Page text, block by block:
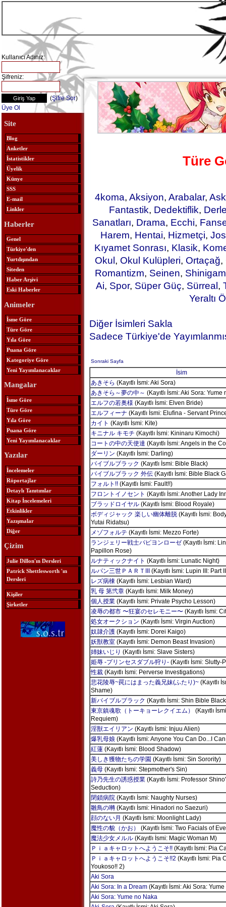
Kullanıcı Adınız:
Şifreniz:
(Şifre Sor)
Üye Ol
Site
Blog
Anketler
İstatistikler
Üyelik
Künye
SSS
E-mail
Linkler
Haberler
Genel
Türkiye'den
Yurtdışından
Siteden
Haber Arşivi
Eski Haberler
Animeler
İsme Göre
Türe Göre
Yıla Göre
Puana Göre
Kategoriye Göre
Yeni Yayımlanacaklar
Mangalar
İsme Göre
Türe Göre
Yıla Göre
Puana Göre
Yeni Yayımlanacaklar
Yazılar
İncelemeler
Röportajlar
Detaylı Tanıtımlar
Kitap İncelemeleri
Etkinlikler
Yazışmalar
Diğer
Çizim
Julie Dillon'ın Dersleri
Patrick Shettlesworth 'ın
Dersleri
Kişiler
Şirketler
Türe
4koma, Aksiyon, Arabalar,
Fantastik, Dedektiflik,
Sanatları, Drama, Ecchi,
Harem, Hentai, Hizmetçi,
Kıyamet Sonrası, Klasik,
Okul , Okul Kulüpleri, Ortaçağ,
Romantizm, Seinen,
Ai, Spor, Süper Güç, Sürreal ,
Yeraltı
Diğer İsimleri Sakla
Sadece Türkiye'de
Sonraki Sayfa
İsim
あきそら (Kayıtlı İsmi: Aki Sora)
あきそら～夢の中～ (Kayıtlı İsmi: Aki Sora: Yume
エルフの若奥様(Kayıtlı İsmi: Elven Bride)
エルフィーナ (Kayıtlı İsmi: Elufina - Servant
カイト (Kayıtlı İsmi: Kite)
キニナル キモチ (Kayıtlı İsmi: Kininaru Kimochi)
コートの中の天使達 (Kayıtlı İsmi: Angels in the
ダーリン (Kayıtlı İsmi: Darling)
バイブルブラック (Kayıtlı İsmi: Bible Black)
バイブルブラック 外伝(Kayıtlı İsmi: Bible Black
フォルト!!(Kayıtlı İsmi: Fault!!)
フロントイノセント (Kayıtlı İsmi: Another Lady
ブラッドロイヤル(Kayıtlı İsmi: Blood Royale)
ボディジャック 楽しい幽体離脱(Kayıtlı İsmi:
Yutai Ridatsu)
メゾフォルテ (Kayıtlı İsmi: Mezzo Forte)
ランジェリー戦士パピヨンローゼ(Kayıtlı İsmi:
Papillon Rose)
ルナティックナイト (Kayıtlı İsmi: Lunatic Night)
ルパン三世ＰＡＲＴIII
(Kayıtlı İsmi: Lupin III: Part
レズ病棟(Kayıtlı İsmi: Lesbian Ward)
乳 母 第弐章(Kayıtlı İsmi: Milk Money)
個人授業(Kayıtlı İsmi: Private Psycho Lesson)
凌辱の都市 〜狂宴のセレモニー〜(Kayıtlı İsmi:
処女オークション (Kayıtlı İsmi: Virgin Auction)
奴隷介護(Kayıtlı İsmi: Dorei Kaigo)
妖獣教室(Kayıtlı İsmi: Demon Beast Invasion)
姉妹いじり (Kayıtlı İsmi: Slave Sisters)
姫辱 -プリンセスダブル狩り-(Kayıtlı İsmi: Slutty-
性裁(Kayıtlı İsmi: Perverse Investigations)
悲花陵辱~罠にはまった義兄妹(ふたり)~(Kayıtlı
Shame)
新バイブルブラック (Kayıtlı İsmi: Shin Bible
東京鎮魂歌（トーキョーレクイエム）
(Kayıtlı
Requiem)
淫獣エイリアン (Kayıtlı İsmi: Injuu Alien)
爆乳母娘 (Kayıtlı İsmi: Anyone You Can Do...I
紅蓮(Kayıtlı İsmi: Blood Shadow)
美しき獲物たちの学園 (Kayıtlı İsmi: Sin Sorority)
義母(Kayıtlı İsmi: Stepmother's Sin)
詩乃先生の誘惑授業(Kayıtlı İsmi: Professor
Seduction)
閉鎖病院(Kayıtlı İsmi: Naughty Nurses)
雛鳥の囀(Kayıtlı İsmi: Hinadori no Saezuri)
顔のない月 (Kayıtlı İsmi: Moonlight Lady)
魔性の貌（かお）
(Kayıtlı İsmi: Two Facials of
魔法少女メルル(Kayıtlı İsmi: Magic Woman M)
Ｐｉａキャロットへようこそ!!(Kayıtlı İsmi: Pia
Ｐｉａキャロットへようこそ!!2 (Kayıtlı İsmi: Pia
Youkoso!! 2)
Aki Sora
Aki Sora: In a Dream(Kayıtlı İsmi: Aki Sora:
Aki Sora: Yume no Naka